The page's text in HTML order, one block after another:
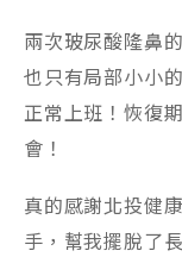
兩次玻尿酸隆鼻
也只有局部小小
正常上班！恢復
會！
真的感謝北投健
手，幫我擺脫了